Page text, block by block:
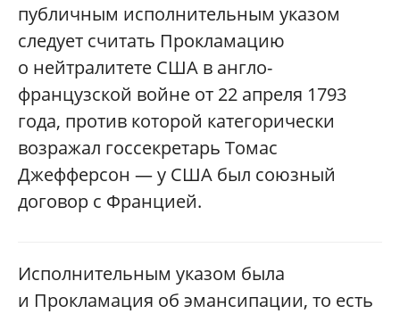
публичным исполнительным указом
следует считать Прокламацию
о нейтралитете США в англо-
французской войне от 22 апреля 1793
года, против которой категорически
возражал госсекретарь Томас
Джефферсон — у США был союзный
договор с Францией.
Исполнительным указом была
и Прокламация об эмансипации, то есть